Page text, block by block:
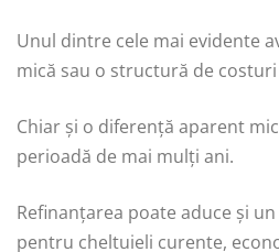
Unul dintre cele mai evidente
mică sau o structură de
Chiar și o diferență aparent
perioadă de mai mulți ani.
Refinanțarea poate aduce și
pentru cheltuieli curente,